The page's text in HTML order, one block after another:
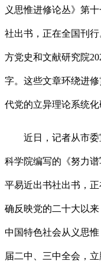
义思惟进修论丛》第
社出书，正在全国刊
方党史和文献研究院
字。这些文章环绕进
代党的立异理论系统
近日，记者从市委
科学院编写的《努力
平易近出书社出书，
确反映党的二十大以
中国特色社会从义思
届二中、三中全会，